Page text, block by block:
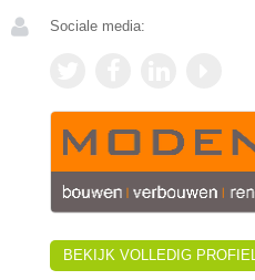
Sociale media:
BEKIJK VOLLEDIG PROFIEL